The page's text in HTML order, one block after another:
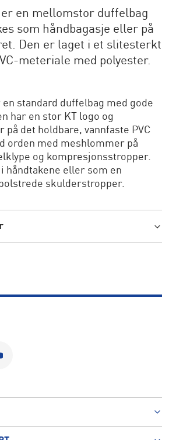
er en mellomstor duffelbag
som håndbagasje eller på
Den er laget i et slitesterkt
meteriale med polyester.
en standard duffelbag med gode
har en stor KT logo og
på det holdbare, vannfaste PVC
orden med meshlommer på
og kompresjonsstropper.
håndtakene eller som en
skulderstropper.